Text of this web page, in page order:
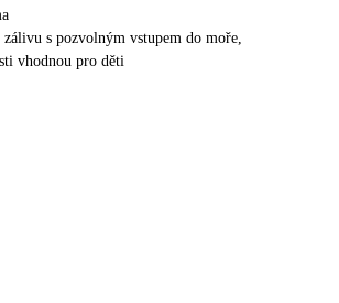
s pozvolným vstupem do moře,
vhodnou pro děti